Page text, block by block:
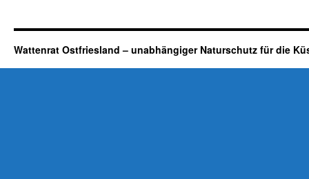
Wattenrat Ostfriesland – unabhängiger Naturschutz für die